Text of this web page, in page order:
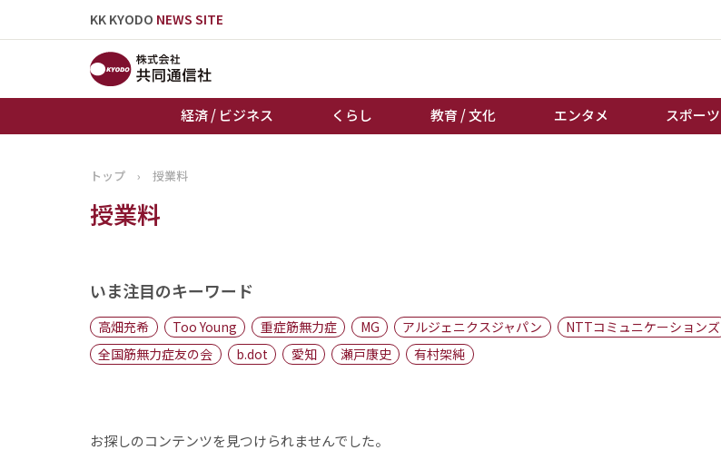
KK KYODO NEWS SITE
経済 / ビジネス くらし 教育 / 文化 エンタメ スポーツ
トップページ
地域
キーパーソン
棋王戦
トップ › 授業料
授業料
いま注目のキーワード
高畑充希 Too Young 重症筋無力症 MG アルジェニクスジャパン
NTTコミュニケーションズ
全国筋無力症友の会
b.dot 愛知 瀬戸康史
有村架純
お探しのコンテンツを見つけられませんでした。